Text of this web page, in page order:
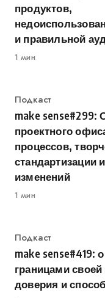
продуктов,
и правильной
1 мин
Категория
Подкаст
make sense#299:
проектного
процессов,
стандартизации
изменений
1 мин
Категория
Подкаст
make sense#419:
границами своей
доверия и